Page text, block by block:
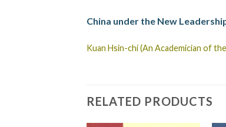
China under the New
Kuan Hsin-chi (An Academician of
RELATED PRODUCTS